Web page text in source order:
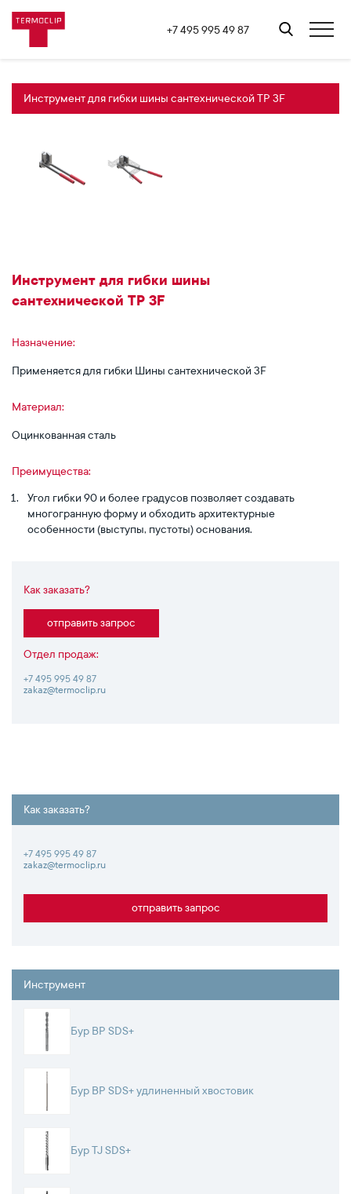
+7 495 995 49 87
Инструмент для гибки шины сантехнической TP 3F
Инструмент для гибки шины
сантехнической TP 3F
Назначение:
Применяется для гибки Шины сантехнической 3F
Материал:
Оцинкованная сталь
Преимущества:
Угол гибки 90 и более градусов позволяет создавать
многогранную форму и обходить архитектурные
особенности (выступы, пустоты) основания.
Как заказать?
отправить запрос
Отдел продаж:
+7 495 995 49 87
zakaz@termoclip.ru
Как заказать?
+7 495 995 49 87
zakaz@termoclip.ru
отправить запрос
Инструмент
Бур BP SDS+
Бур BP SDS+ удлиненный хвостовик
Бур TJ SDS+